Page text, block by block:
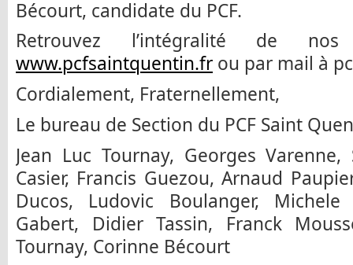
Bécourt, candidate du PCF.
Retrouvez l’intégralité de
www.pcfsaintquentin.fr ou par mail à
Cordialement, Fraternellement,
Le bureau de Section du PCF Saint
Jean Luc Tournay, Georges
Casier, Francis Guezou, Arnaud
Ducos, Ludovic Boulanger, Michele
Gabert, Didier Tassin, Franck
Tournay, Corinne Bécourt